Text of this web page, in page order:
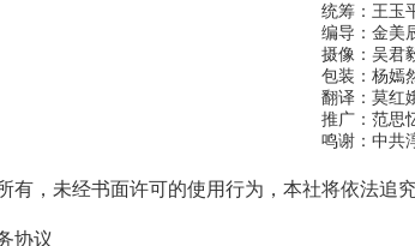
统筹：王玉
编导：金美
摄像：吴君
包装：杨嫣
翻译：莫红
推广：范思
鸣谢：中共
有，未经书面许可的使用行为，本社将依法追究
协议